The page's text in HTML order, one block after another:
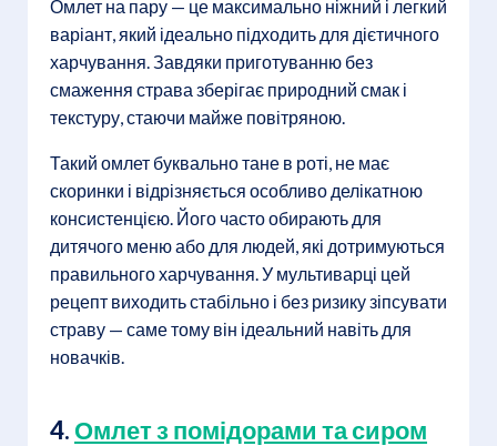
Омлет на пару — це максимально ніжний і легкий
варіант, який ідеально підходить для дієтичного
харчування. Завдяки приготуванню без
смаження страва зберігає природний смак і
текстуру, стаючи майже повітряною.
Такий омлет буквально тане в роті, не має
скоринки і відрізняється особливо делікатною
консистенцією. Його часто обирають для
дитячого меню або для людей, які дотримуються
правильного харчування. У мультиварці цей
рецепт виходить стабільно і без ризику зіпсувати
страву — саме тому він ідеальний навіть для
новачків.
4. Омлет з помідорами та сиром